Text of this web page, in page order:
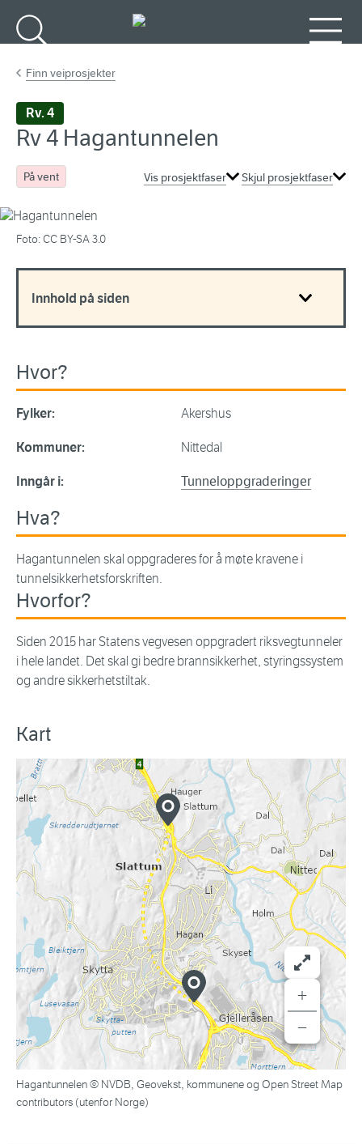
Finn veiprosjekter
Rv. 4
Rv 4 Hagantunnelen
På vent Vis prosjektfaser Skjul prosjektfaser
Foto: CC BY-SA 3.0
Innhold på siden
Hvor?
Fylker: Akershus
Kommuner: Nittedal
Inngår i: Tunneloppgraderinger
Hva?
Hagantunnelen skal oppgraderes for å møte kravene i
tunnelsikkerhetsforskriften.
Hvorfor?
Siden 2015 har Statens vegvesen oppgradert riksvegtunneler
i hele landet. Det skal gi bedre brannsikkerhet, styringssystem
og andre sikkerhetstiltak.
Kart
+
−
Hagantunnelen © NVDB, Geovekst, kommunene og Open Street Map
contributors (utenfor Norge)